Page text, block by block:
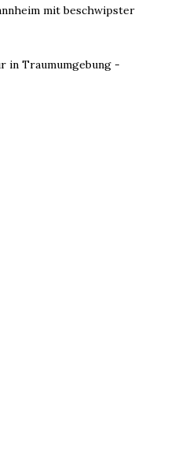
mit beschwipster
in Traumumgebung -